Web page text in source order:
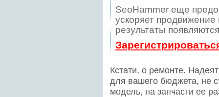
SeoHammer еще
ускоряет
результаты
Кстати, о ремонте.
для вашего бюджета, не
модель, на запчасти ее